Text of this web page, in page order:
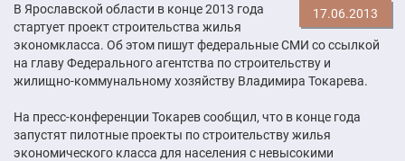
17.06.2013
В Ярославской области в конце 2013 года
стартует проект строительства жилья
экономкласса. Об этом пишут федеральные СМИ со ссылкой
на главу Федерального агентства по строительству и
жилищно-коммунальному хозяйству Владимира Токарева.
На пресс-конференции Токарев сообщил, что в конце года
запустят пилотные проекты по строительству жилья
экономического класса для населения с невысокими